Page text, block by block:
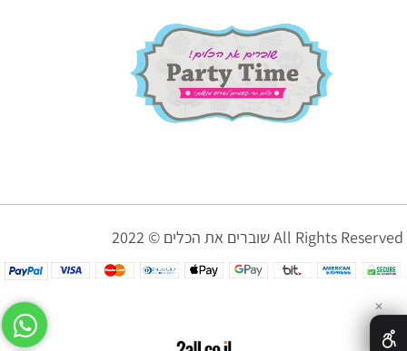
שוברים את הכלים © 2022 All Rights Reserved
✕